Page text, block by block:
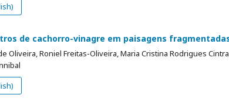
de cachorro-vinagre em paisagens
Oliveira, Roniel Freitas-Oliveira, Maria Cristina Rodrigues